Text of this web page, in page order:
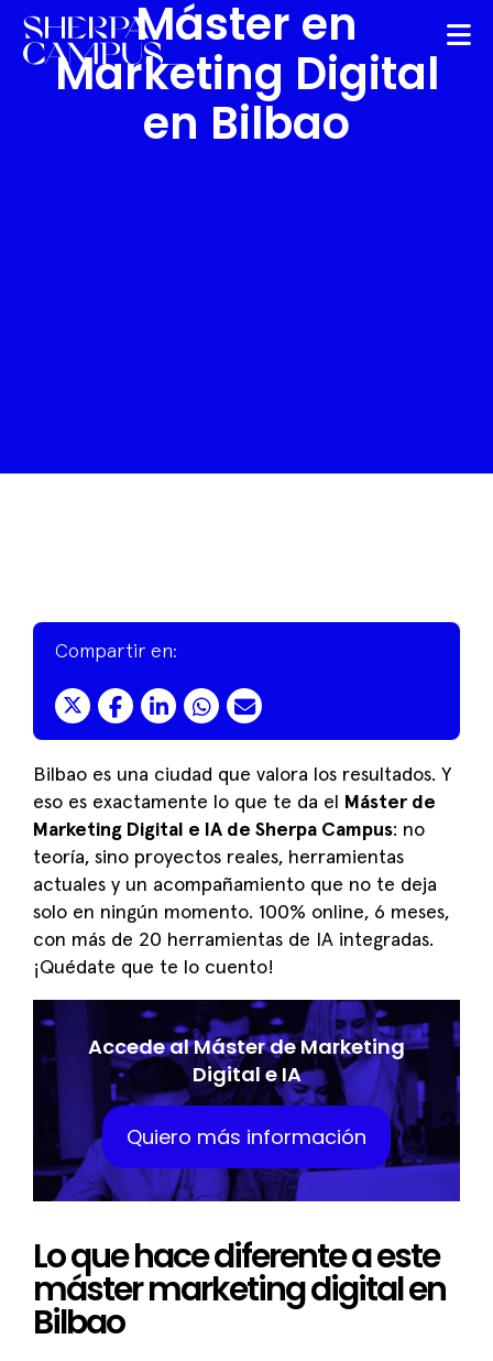
Máster en
Marketing Digital
en Bilbao
Compartir en:
Bilbao es una ciudad que valora los resultados. Y
eso es exactamente lo que te da el
Máster de
Marketing Digital e IA de Sherpa Campus: no
teoría, sino proyectos reales, herramientas
actuales y un acompañamiento que no te deja
solo en ningún momento. 100% online, 6 meses,
con más de 20 herramientas de IA integradas.
¡Quédate que te lo cuento!
Accede al Máster de Marketing
Digital e IA
Quiero más información
Lo que hace diferente a este
máster marketing digital en
Bilbao